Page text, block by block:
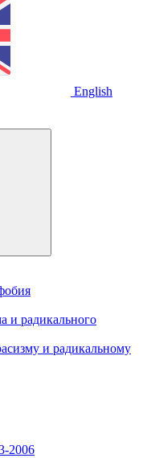
English
и радикального
и радикальному
2006